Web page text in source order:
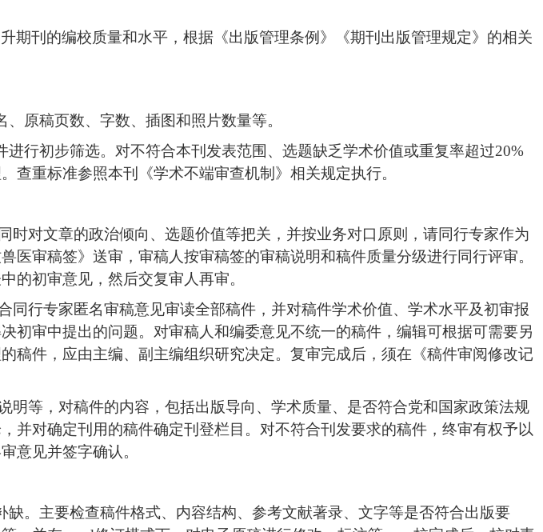
期刊的编校质量和水平，根据《出版管理条例》《期刊出版管理规定》的相关
原稿页数、字数、插图和照片数量等。
行初步筛选。对不符合本刊发表范围、选题缺乏学术价值或重复率超过20%
查重标准参照本刊《学术不端审查机制》相关规定执行。
时对文章的政治倾向、选题价值等把关，并按业务对口原则，请同行专家作为
医审稿签》送审，审稿人按审稿签的审稿说明和稿件质量分级进行同行评审。
的初审意见，然后交复审人再审。
同行专家匿名审稿意见审读全部稿件，并对稿件学术价值、学术水平及初审报
初审中提出的问题。对审稿人和编委意见不统一的稿件，编辑可根据可需要另
稿件，应由主编、副主编组织研究决定。 复审完成后，须在《稿件审阅修改记
明等 ， 对稿件的内容，包括出版导向、学术质量、是否符合党和国家政策法规
并对确定刊用的稿件确定刊登栏目。对不符合刊发要求的稿件，终审有权予以
意见并签字确认。
缺。主要检查稿件格式、内容结构、参考文献著录、文字等是否符合出版要